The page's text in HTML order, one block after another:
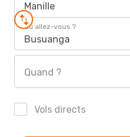
Manille
Où allez-vous ?
Busuanga
Quand ?
Vols directs